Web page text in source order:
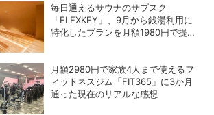
毎日通えるサウナのサブスク
「FLEXKEY」、9月から銭湯利用に
特化したプランを月額1980円で提供
月額2980円で家族4人まで使えるフ
ィットネスジム「FIT365」に3か月
通った現在のリアルな感想